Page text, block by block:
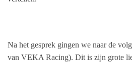
Na het gesprek gingen we naar de
van VEKA Racing). Dit is zijn grote